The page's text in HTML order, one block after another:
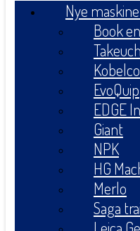
Nye
Book
EvoQuip
EDGE
Giant
NPK
HG
Merlo
Saga